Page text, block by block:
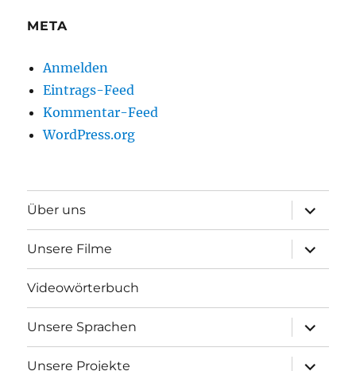
META
Anmelden
Eintrags-Feed
Kommentar-Feed
WordPress.org
Über uns
anzeigen
Unsere Filme
anzeigen
Videowörterbuch
Unsere Sprachen
anzeigen
Unsere Projekte